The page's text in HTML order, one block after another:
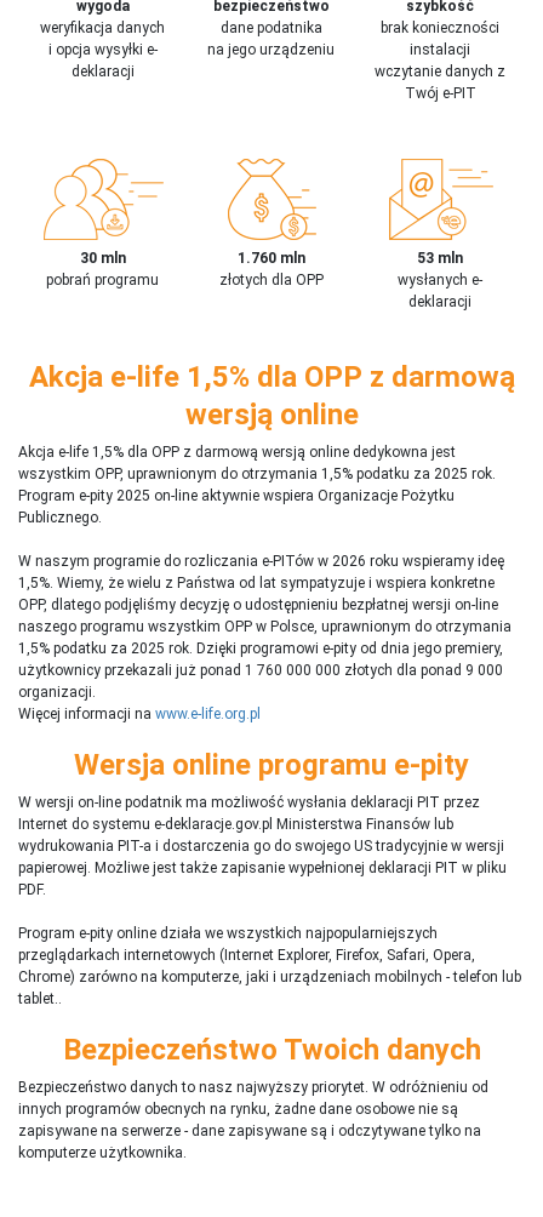
wygoda
weryfikacja danych
i opcja wysyłki e-
deklaracji
bezpieczeństwo
dane podatnika
na jego urządzeniu
szybkość
brak konieczności
instalacji
wczytanie danych z
Twój e-PIT
30 mln
pobrań programu
1.760 mln
złotych dla OPP
53 mln
wysłanych e-
deklaracji
Akcja e-life 1,5% dla OPP z darmową
wersją online
Akcja e-life 1,5% dla OPP z darmową wersją online dedykowna jest
wszystkim OPP, uprawnionym do otrzymania 1,5% podatku za 2025 rok.
Program e-pity 2025 on-line aktywnie wspiera Organizacje Pożytku
Publicznego.
W naszym programie do rozliczania e-PITów w 2026 roku wspieramy ideę
1,5%. Wiemy, że wielu z Państwa od lat sympatyzuje i wspiera konkretne
OPP, dlatego podjęliśmy decyzję o udostępnieniu bezpłatnej wersji on-line
naszego programu wszystkim OPP w Polsce, uprawnionym do otrzymania
1,5% podatku za 2025 rok. Dzięki programowi e-pity od dnia jego premiery,
użytkownicy przekazali już ponad 1 760 000 000 złotych dla ponad 9 000
organizacji.
Więcej informacji na www.e-life.org.pl
Wersja online programu e-pity
W wersji on-line podatnik ma możliwość wysłania deklaracji PIT przez
Internet do systemu e-deklaracje.gov.pl Ministerstwa Finansów lub
wydrukowania PIT-a i dostarczenia go do swojego US tradycyjnie w wersji
papierowej. Możliwe jest także zapisanie wypełnionej deklaracji PIT w pliku
PDF.
Program e-pity online działa we wszystkich najpopularniejszych
przeglądarkach internetowych (Internet Explorer, Firefox, Safari, Opera,
Chrome) zarówno na komputerze, jaki i urządzeniach mobilnych - telefon lub
tablet..
Bezpieczeństwo Twoich danych
Bezpieczeństwo danych to nasz najwyższy priorytet. W odróżnieniu od
innych programów obecnych na rynku, żadne dane osobowe nie są
zapisywane na serwerze - dane zapisywane są i odczytywane tylko na
komputerze użytkownika.